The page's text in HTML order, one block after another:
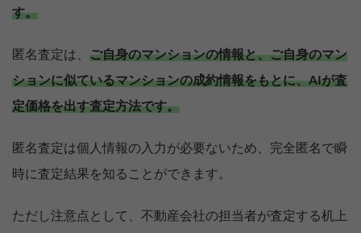
す。
匿名査定は、 ご自身のマンションの情報と、ご自身のマン
ションに似ているマンションの成約情報をもとに、AIが査
定価格を出す査定方法です。
匿名査定は個人情報の入力が必要ないため、完全匿名で瞬
時に査定結果を知ることができます。
ただし注意点として、不動産会社の担当者が査定する机上